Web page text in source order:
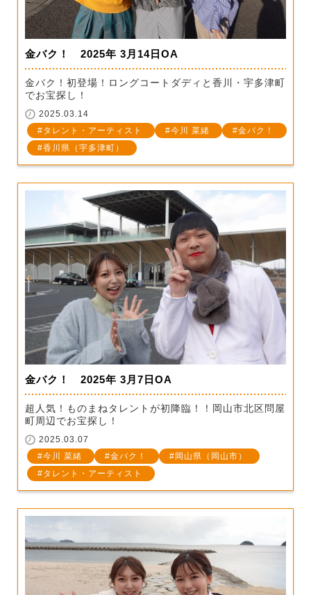
金バク！ 2025年 3月14日OA
金バク！初登場！ロングコートダディと香川・宇多津町
でお宝探し！
2025.03.14
タレント・アーティスト
今川 菜緒
金バク！
香川県（宇多津町）
金バク！ 2025年 3月7日OA
超人気！ものまねタレントが初降臨！！岡山市北区問屋
町周辺でお宝探し！
2025.03.07
今川 菜緒
金バク！
岡山県（岡山市）
タレント・アーティスト